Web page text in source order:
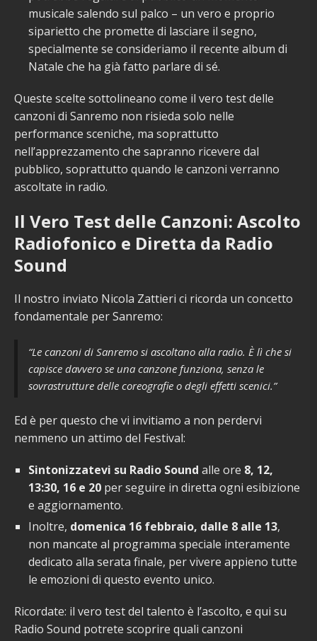
musicale salendo sul palco – un vero e proprio
siparietto che promette di lasciare il segno,
specialmente se consideriamo il recente album di
Natale che ha già fatto parlare di sé.
Queste scelte sottolineano come il vero test delle
canzoni di Sanremo non risieda solo nelle
performance sceniche, ma soprattutto
nell’apprezzamento che sapranno ricevere dal
pubblico, soprattutto quando le canzoni verranno
ascoltate in radio.
Il Vero Test delle Canzoni: Ascolto
Radiofonico e Diretta da Radio
Sound
Il nostro inviato Nicola Zattieri ci ricorda un concetto
fondamentale per Sanremo:
“Le canzoni di Sanremo si ascoltano alla radio. È lì che si
capisce davvero se una canzone funziona, senza le
sovrastrutture delle coreografie o degli effetti scenici.”
Ed è per questo che vi invitiamo a non perdervi
nemmeno un attimo del Festival:
Sintonizzatevi su Radio Sound alle ore 8, 12,
13:30, 16 e 20 per seguire in diretta ogni esibizione
e aggiornamento.
Inoltre, domenica 16 febbraio, dalle 8 alle 13,
non mancate al programma speciale interamente
dedicato alla serata finale, per vivere appieno tutte
le emozioni di questo evento unico.
Ricordate: il vero test del talento è l’ascolto, e qui su
Radio Sound potrete scoprire quali canzoni